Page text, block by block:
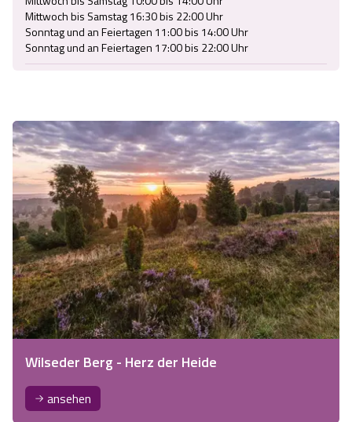
Mittwoch bis Samstag 16:30 bis 22:00 Uhr
Sonntag und an Feiertagen 11:00 bis 14:00 Uhr
Sonntag und an Feiertagen 17:00 bis 22:00 Uhr
Wilseder Berg - Herz der Heide
ansehen